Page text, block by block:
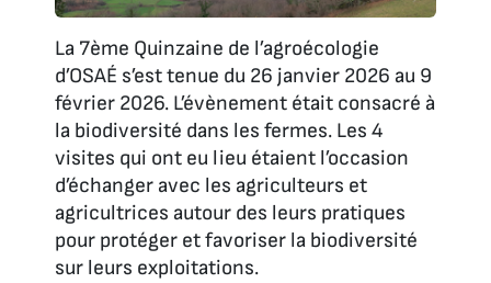
La 7ème Quinzaine de l’agroécologie
d’OSAÉ s’est tenue du 26 janvier 2026 au 9
février 2026. L’évènement était consacré à
la biodiversité dans les fermes. Les 4
visites qui ont eu lieu étaient l’occasion
d’échanger avec les agriculteurs et
agricultrices autour des leurs pratiques
pour protéger et favoriser la biodiversité
sur leurs exploitations.